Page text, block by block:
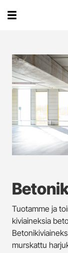
Tuotamme ja
kiviaineksia
murskattu